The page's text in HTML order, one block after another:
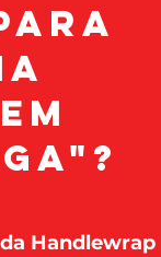
Handlewrap